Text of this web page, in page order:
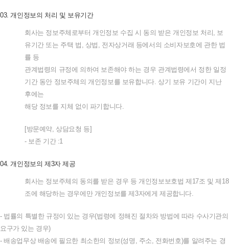
03.개인정보의 처리 및 보유기간
회사는 정보주체로부터 개인정보 수집 시 동의 받은 개인정보 처리, 보
유기간 또는 주택 법 , 상법 , 전자상거래 등에서의 소비자보호에 관한 법
률 등
관계법령의 규정에 의하여 보존해야 하는 경우 관계법령에서 정한 일정
기간 동안 정보주체의 개인정보를 보유합니다. 상기 보유 기간이 지난
후에는
해당 정보를 지체 없이 파기합니다.
[방문예약, 상담요청 등]
- 보존 기간:1
04.개인정보의 제3자 제공
회사는 정보주체의 동의를 받은 경우 등 개인정보보호법 제 17조 및 제 18
조에 해당하는 경우에만 개인정보를 제 3자에게 제공합니다.
- 법률의 특별한 규정이 있는 경우(법령에 정해진 절차와 방법에 따라 수사기관의
요구가 있는 경우)
-배송업무상 배송에 필요한 최소한의 정보(성명 , 주소, 전화번호)를 알려주는 경